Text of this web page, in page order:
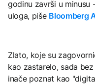
godinu završi u minusu
uloga, piše Bloomberg
Zlato, koje su
kao zastarelo, sada
inače poznat kao